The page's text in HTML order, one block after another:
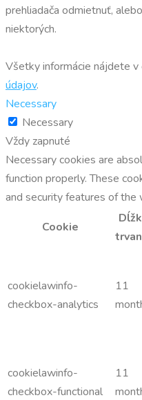
prehliadača odmietnuť,
niektorých.
Všetky informácie nájdete v
údajov.
Necessary
Necessary
Vždy zapnuté
Necessary cookies are
function properly. These
and security features of the
Cookie
cookielawinfo-
checkbox-analytics
11
cookielawinfo-
checkbox-functional
11